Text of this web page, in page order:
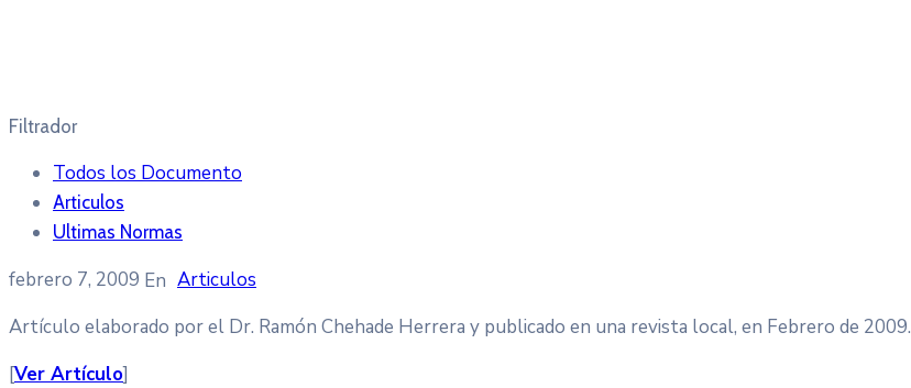
Filtrador
Todos los Documento
Articulos
Ultimas Normas
febrero 7, 2009
Articulos
Artículo elaborado por el Dr. Ramón Chehade Herrera y publicado en una revista local, en Febrero de 2009.
[Ver Artículo]